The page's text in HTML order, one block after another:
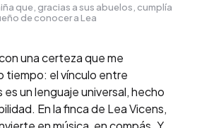
que, gracias a sus abuelos, cumplía
de conocer a Lea
una certeza que me
tiempo: el vínculo entre
es un lenguaje universal, hecho
En la finca de Lea Vicens,